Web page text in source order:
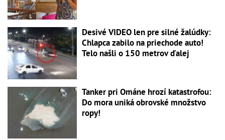
Desivé VIDEO len pre silné žalúdky:
Chlapca zabilo na priechode auto!
Telo našli o 150 metrov ďalej
Tanker pri Ománe hrozí katastrofou:
Do mora uniká obrovské množstvo
ropy!